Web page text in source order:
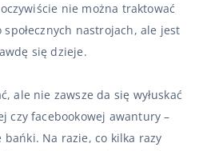
nie można traktować
społecznych nastrojach, ale jest
się dzieje.
ale nie zawsze da się wyłuskać
czy facebookowej awantury –
bańki. Na razie, co kilka razy